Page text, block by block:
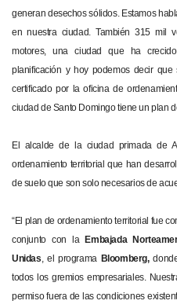
generan desechos sólidos. Estamos
en nuestra ciudad. También 315 mil
motores, una ciudad que ha
planificación y hoy podemos decir
certificado por la oficina de
ciudad de Santo Domingo tiene un plan
El alcalde de la ciudad primada de
ordenamiento territorial que han
de suelo que son solo necesarios de
“El plan de ordenamiento territorial fue
conjunto con la Embajada
Unidas , el programa Bloomberg,
todos los gremios empresariales.
permiso fuera de las condiciones